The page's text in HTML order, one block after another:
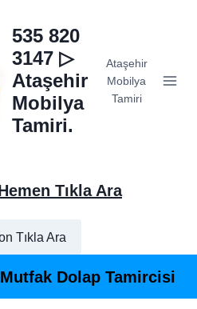
535 820
3147 ▷
Ataşehir
Mobilya
Tamiri.
Ataşehir
Mobilya
Tamiri
Tıkla Ara
Tıkla Ara
Dolap Tamircisi